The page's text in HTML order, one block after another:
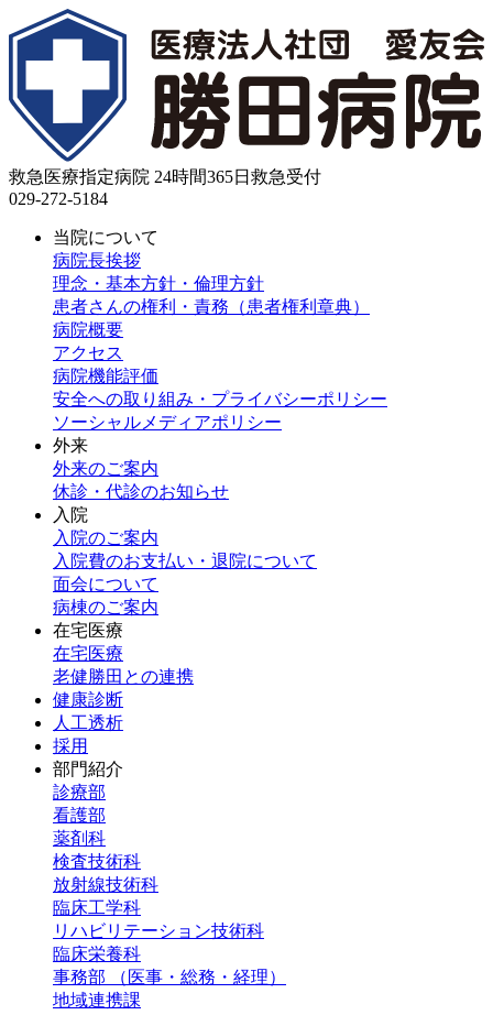
救急医療指定病院 24時間365日救急受付
029-272-5184
当院について
病院長挨拶
理念・基本方針・倫理方針
患者さんの権利・責務（患者権利章典）
病院概要
アクセス
病院機能評価
安全への取り組み・プライバシーポリシー
ソーシャルメディアポリシー
外来
外来のご案内
休診・代診のお知らせ
入院
入院のご案内
入院費のお支払い・退院について
面会について
病棟のご案内
在宅医療
在宅医療
老健勝田との連携
健康診断
人工透析
採用
部門紹介
診療部
看護部
薬剤科
検査技術科
放射線技術科
臨床工学科
リハビリテーション技術科
臨床栄養科
事務部 （医事・総務・経理）
地域連携課